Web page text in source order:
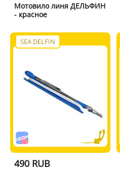
Мотовило линя ДЕЛЬФИН
- красное
SEA DELFIN
490 RUB